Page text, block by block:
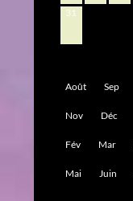
31
Août Sep
Nov Déc
Fév Mar
Mai Juin